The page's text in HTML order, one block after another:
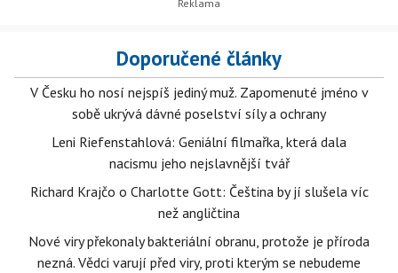
Doporučené články
V Česku ho nosí nejspíš jediný muž. Zapomenuté jméno v
sobě ukrývá dávné poselství síly a ochrany
Leni Riefenstahlová: Geniální filmařka, která dala
nacismu jeho nejslavnější tvář
Richard Krajčo o Charlotte Gott: Čeština by jí slušela víc
než angličtina
Nové viry překonaly bakteriální obranu, protože je příroda
nezná. Vědci varují před viry, proti kterým se nebudeme